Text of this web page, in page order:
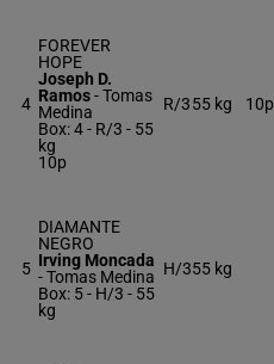
4
FOREVER
HOPE
Joseph D.
Ramos-Tomas
Medina
Box: 4 - R/3 - 55
kg
10p
R/355 kg 10p
5
DIAMANTE
NEGRO
Irving Moncada
-Tomas Medina
Box: 5 - H/3 - 55
kg
H/355 kg